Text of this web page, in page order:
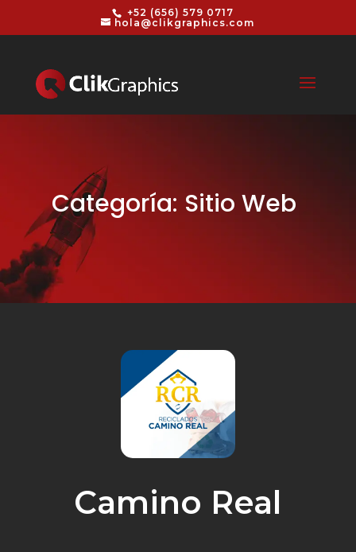
+52 (656) 579 0717
hola@clikgraphics.com
Categoría: Sitio Web
Camino Real